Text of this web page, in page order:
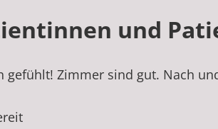
und
gefühlt! Zimmer sind gut. Nach